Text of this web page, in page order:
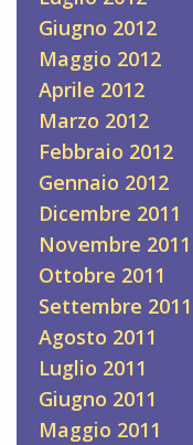
Giugno 2012
Maggio 2012
Aprile 2012
Marzo 2012
Febbraio 2012
Gennaio 2012
Dicembre 2011
Novembre 2011
Ottobre 2011
Settembre 2011
Agosto 2011
Luglio 2011
Giugno 2011
Maggio 2011